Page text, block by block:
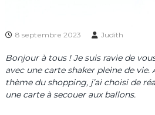
8 septembre 2023 Judith
Bonjour à tous ! Je suis ravie de
avec une carte shaker pleine de vie.
thème du shopping, j’ai choisi de
une carte à secouer aux ballons.